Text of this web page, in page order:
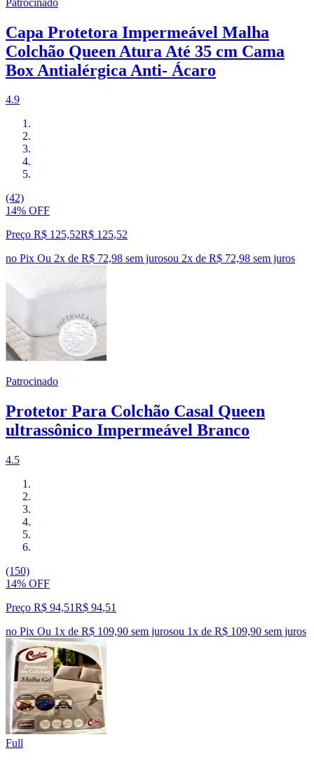
Capa Protetora Impermeável Malha
Colchão Queen Atura Até 35 cm Cama
Box Antialérgica Anti- Ácaro
4.9
(42)
14% OFF
Preço R$ 125,52R$ 125,52
no Pix Ou 2x de R$ 72,98 sem jurosou 2x de R$ 72,98 sem juros
Patrocinado
Protetor Para Colchão Casal Queen
ultrassônico Impermeável Branco
4.5
(150)
14% OFF
Preço R$ 94,51R$ 94,51
no Pix Ou 1x de R$ 109,90 sem jurosou 1x de R$ 109,90 sem juros
Full